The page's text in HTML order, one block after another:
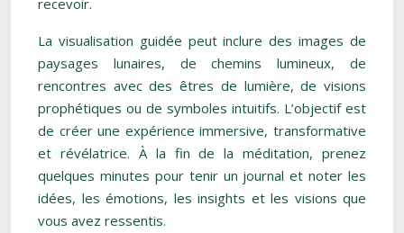
recevoir.
La visualisation guidée peut inclure des images de
paysages lunaires, de chemins lumineux, de
rencontres avec des êtres de lumière, de visions
prophétiques ou de symboles intuitifs. L’objectif est
de créer une expérience immersive, transformative
et révélatrice. À la fin de la méditation, prenez
quelques minutes pour tenir un journal et noter les
idées, les émotions, les insights et les visions que
vous avez ressentis.